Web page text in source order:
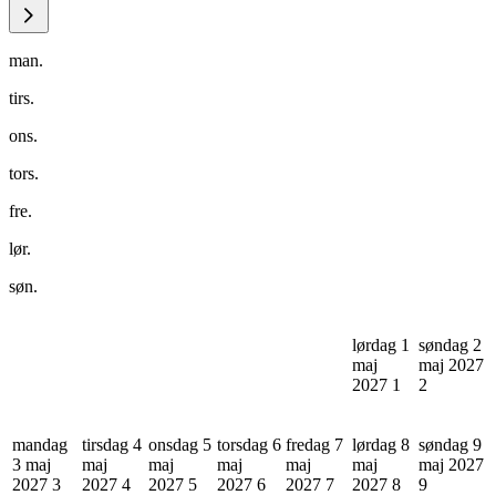
man.
tirs.
ons.
tors.
fre.
lør.
søn.
lørdag 1
maj
2027 1
søndag 2
maj 2027
2
mandag
3 maj
2027 3
tirsdag 4
maj
2027 4
onsdag 5
maj
2027 5
torsdag 6
maj
2027 6
fredag 7
maj
2027 7
lørdag 8
maj
2027 8
søndag 9
maj 2027
9